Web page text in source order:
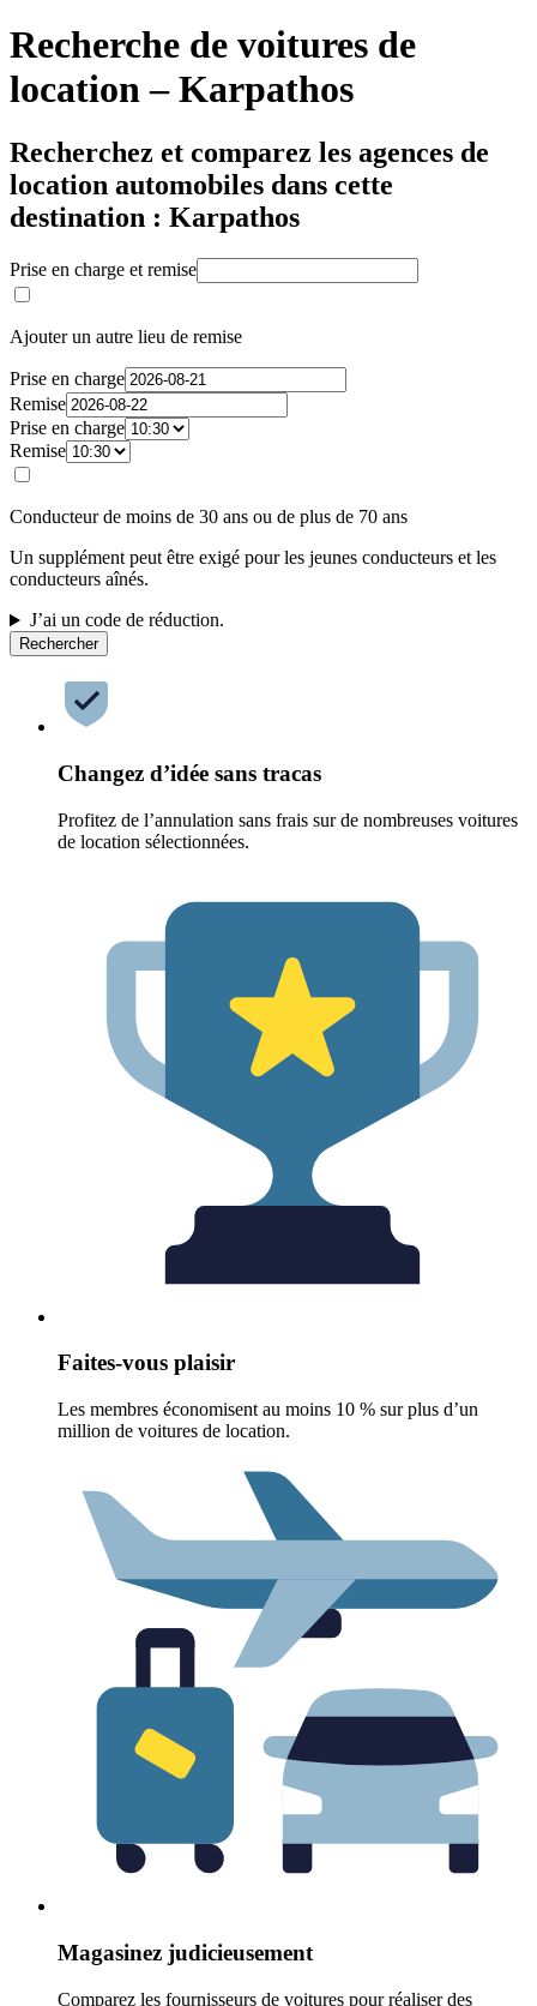
Recherche de voitures de
location – Karpathos
Recherchez et comparez les agences de
location automobiles dans cette
destination : Karpathos
Prise en charge et remise
Ajouter un autre lieu de remise
Prise en charge
Remise
Prise en charge
Remise
Conducteur de moins de 30 ans ou de plus de 70 ans
Un supplément peut être exigé pour les jeunes conducteurs et les
conducteurs aînés.
J’ai un code de réduction.
Rechercher
Changez d’idée sans tracas
Profitez de l’annulation sans frais sur de nombreuses voitures
de location sélectionnées.
Faites-vous plaisir
Les membres économisent au moins 10 % sur plus d’un
million de voitures de location.
Magasinez judicieusement
Comparez les fournisseurs de voitures pour réaliser des